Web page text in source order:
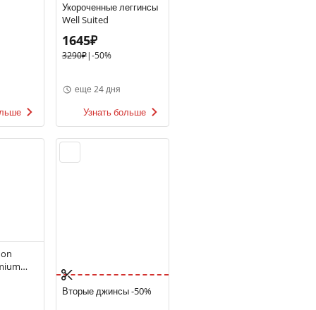
Укороченные леггинсы
Well Suited
1645₽
3290₽|-50%
еще 24 дня
Узнать больше
Вторые джинсы -50%